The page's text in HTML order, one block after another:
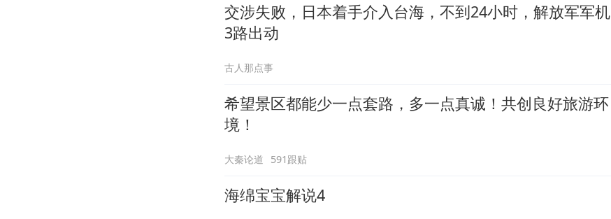
交涉失败，日本着手介入台海，不到24小时，解放军军机
3路出动
古人那点事
希望景区都能少一点套路，多一点真诚！共创良好旅游环
境！
大秦论道 591跟贴
海绵宝宝解说4